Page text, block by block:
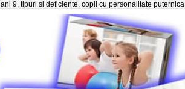
9, tipuri si deficiente, copil cu personalitate puternica